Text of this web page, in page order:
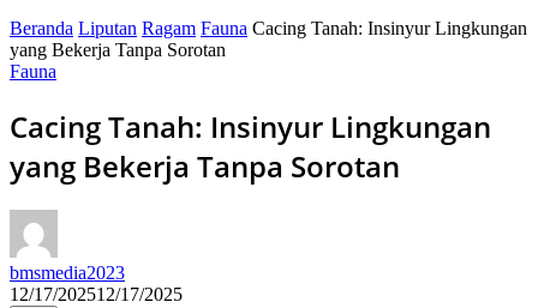
Beranda Liputan Ragam Fauna Cacing Tanah: Insinyur Lingkungan
yang Bekerja Tanpa Sorotan
Fauna
Cacing Tanah: Insinyur Lingkungan
yang Bekerja Tanpa Sorotan
bmsmedia2023
12/17/202512/17/2025